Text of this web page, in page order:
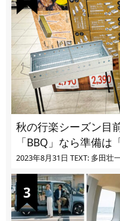
秋の行楽シーズン
「BBQ」なら準備
2023年8月31日 TEXT: 多田壮